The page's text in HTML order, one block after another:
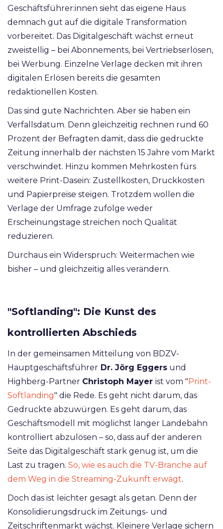
Geschäftsführer:innen sieht das eigene Haus
demnach gut auf die digitale Transformation
vorbereitet. Das Digitalgeschäft wächst erneut
zweistellig – bei Abonnements, bei Vertriebserlösen,
bei Werbung. Einzelne Verlage decken mit ihren
digitalen Erlösen bereits die gesamten
redaktionellen Kosten.
Das sind gute Nachrichten. Aber sie haben ein
Verfallsdatum. Denn gleichzeitig rechnen rund 60
Prozent der Befragten damit, dass die gedruckte
Zeitung innerhalb der nächsten 15 Jahre vom Markt
verschwindet. Hinzu kommen Mehrkosten fürs
weitere Print-Dasein: Zustellkosten, Druckkosten
und Papierpreise steigen. Trotzdem wollen die
Verlage der Umfrage zufolge weder
Erscheinungstage streichen noch Qualität
reduzieren.
Durchaus ein Widerspruch: Weitermachen wie
bisher – und gleichzeitig alles verändern.
"Softlanding": Die Kunst des
kontrollierten Abschieds
In der gemeinsamen Mitteilung von BDZV-
Hauptgeschäftsführer Dr. Jörg Eggers und
Highberg-Partner Christoph Mayer ist vom " Print-
Softlanding" die Rede. Es geht nicht darum, das
Gedruckte abzuwürgen. Es geht darum, das
Geschäftsmodell mit möglichst langer Landebahn
kontrolliert abzulösen – so, dass auf der anderen
Seite das Digitalgeschäft stark genug ist, um die
Last zu tragen. So, wie es auch die TV-Branche auf
dem Weg in die Streaming-Zukunft erwägt.
Doch das ist leichter gesagt als getan. Denn der
Konsolidierungsdruck im Zeitungs- und
Zeitschriftenmarkt wächst. Kleinere Verlage sichern